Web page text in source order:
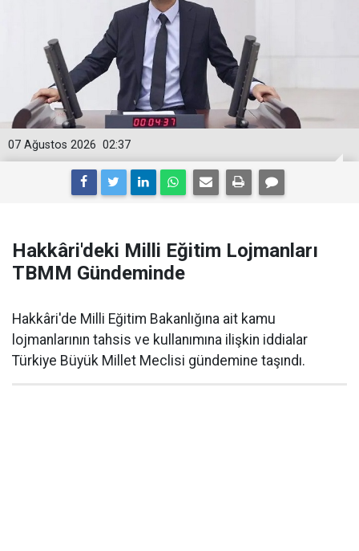
02:37
07 Ağustos 2026
Hakkâri'deki Milli Eğitim Lojmanları
TBMM Gündeminde
Hakkâri'de Milli Eğitim Bakanlığına ait kamu
lojmanlarının tahsis ve kullanımına ilişkin iddialar
Türkiye Büyük Millet Meclisi gündemine taşındı.